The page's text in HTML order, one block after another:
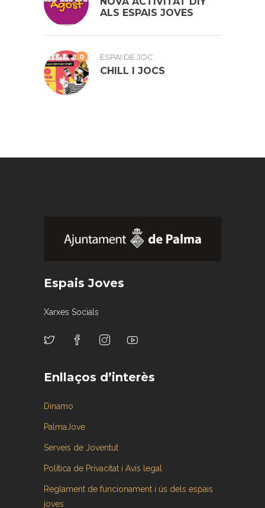
ALS ESPAIS JOVES
0 ESPAI DE JOC
CHILL I JOCS
Espais Joves
Xarxes Socials
Enllaços d’interès
Dinamo
PalmaJove
Serveis de Joventut
Política de Privacitat i Avís legal
Reglament de funcionament i ús dels espais
joves